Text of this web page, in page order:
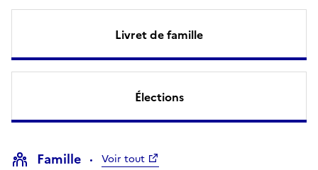
Livret de famille
Élections
Famille Voir tout